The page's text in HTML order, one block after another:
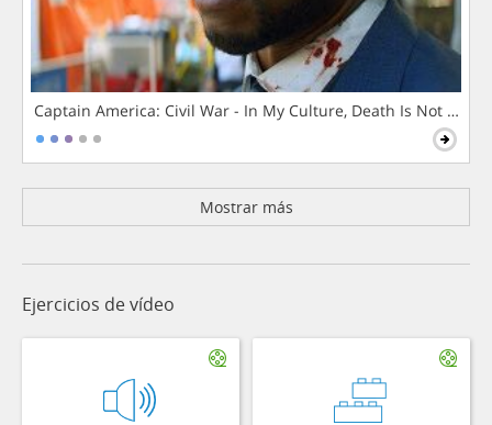
Captain America: Civil War - In My Culture, Death Is Not The
Mostrar más
Ejercicios de vídeo